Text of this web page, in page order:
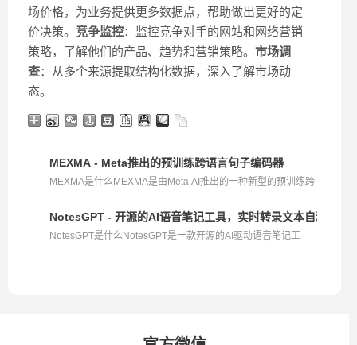
场价格，为业务提供更多数据点，帮助做出更好的定
价决策。 竞争监控：监控竞争对手的网站和网络营销
策略，了解他们的产品、趋势和营销策略。 市场调
查：从多个来源提取结构化数据，深入了解市场动
态。
MEXMA - Meta推出的预训练跨语言句子编码器
MEXMA是什么MEXMA是由Meta AI推出的一种新型的预训练跨
NotesGPT - 开源的AI语音笔记工具，实时转录文本自动生成
NotesGPT是什么NotesGPT是一款开源的AI驱动语音笔记工